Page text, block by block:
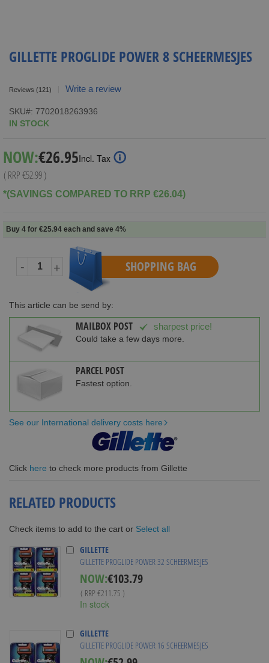
GILLETTE PROGLIDE POWER 8 SCHEERMESJES
Reviews (121) Write a review
SKU
7702018263936
IN STOCK
NOW:Special
Price
€26.95Incl. Tax
( RRP€52.99)
*(SAVINGS COMPARED TO RRP €26.04)
Buy 4 for €25.94 each and save 4%
- + SHOPPING BAG
This article can be send by:
MAILBOX POST sharpest price!
Could take a few days more.
PARCEL POST
Fastest option.
See our International delivery costs here
Click here to check more products from Gillette
RELATED PRODUCTS
Check items to add to the cart or Select all
GILLETTE
GILLETTE PROGLIDE POWER 32 SCHEERMESJES
NOW:Special
Price
€103.79
( RRP €211.75 )
In stock
GILLETTE
GILLETTE PROGLIDE POWER 16 SCHEERMESJES
Special